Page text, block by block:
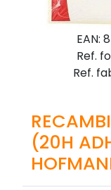
EAN:
Ref.
Ref.
(20H